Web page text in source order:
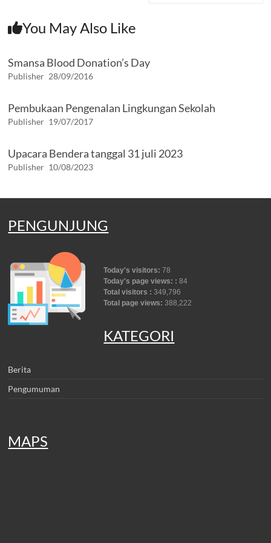
You May Also Like
Smansa Blood Donation’s Day
Publisher 28/09/2016
Pembukaan Pengenalan Lingkungan Sekolah
Publisher 19/07/2017
Upacara Bendera tanggal 31 juli 2023
Publisher 10/08/2023
PENGUNJUNG
Today's visitors:78
Today's page views: :84
Total visitors :349,796
Total page views:388,222
KATEGORI
Berita
Pengumuman
MAPS